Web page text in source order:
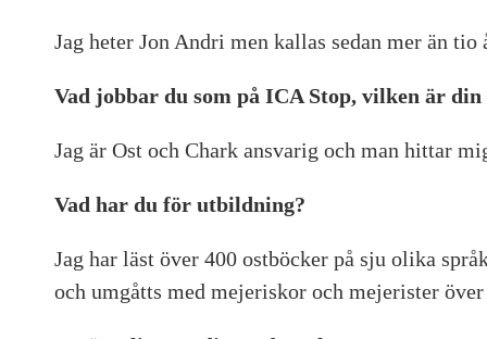
Jag heter Jon Andri men kallas sedan mer än
Vad jobbar du som på ICA Stop, vilken är
Jag är Ost och Chark ansvarig och man hittar
Vad har du för utbildning?
Jag har läst över 400 ostböcker på sju olika
och umgåtts med mejeriskor och mejerister